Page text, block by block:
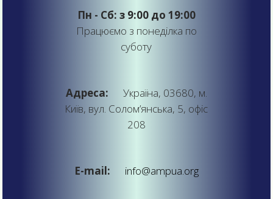
Пн - Сб: з 9:00 до 19:00
Працюємо з понеділка по
суботу
Адреса:
Україна, 03680, м.
Київ, вул. Солом’янська, 5, офіс
208
E-mail: info@ampua.org